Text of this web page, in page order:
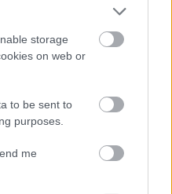
storage
on web or
to be sent to
purposes.
me
és sikeres emberek
környezetedben, akár
vagy az interneten
tölts időt olyan
és a
és próbáld ki a
például a
a testtartásukat.